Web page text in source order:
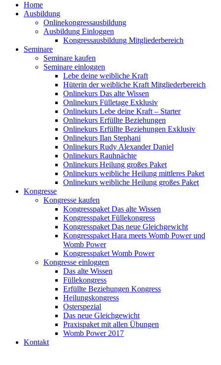
Home
Ausbildung
Onlinekongressausbildung
Ausbildung Einloggen
Kongressausbildung Mitgliederbereich
Seminare
Seminare kaufen
Seminare einloggen
Lebe deine weibliche Kraft
Hüterin der weibliche Kraft Mitgliederbereich
Onlinekurs Das alte Wissen
Onlinekurs Fülletage Exklusiv
Onlinekurs Lebe deine Kraft – Starter
Onlinekurs Erfüllte Beziehungen
Onlinekurs Erfüllte Beziehungen Exklusiv
Onlinekurs Ilan Stephani
Onlinekurs Rudy Alexander Daniel
Onlinekurs Rauhnächte
Onlinekurs Heilung großes Paket
Onlinekurs weibliche Heilung mittleres Paket
Onlinekurs weibliche Heilung großes Paket
Kongresse
Kongresse kaufen
Kongresspaket Das alte Wissen
Kongresspaket Füllekongress
Kongresspaket Das neue Gleichgewicht
Kongresspaket Hara meets Womb Power und
Womb Power
Kongresspaket Womb Power
Kongresse einloggen
Das alte Wissen
Füllekongress
Erfüllte Beziehungen Kongress
Heilungskongress
Osterspezial
Das neue Gleichgewicht
Praxispaket mit allen Übungen
Womb Power 2017
Kontakt